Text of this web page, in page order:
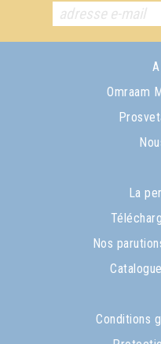
Omraam
La
Nos
Conditions